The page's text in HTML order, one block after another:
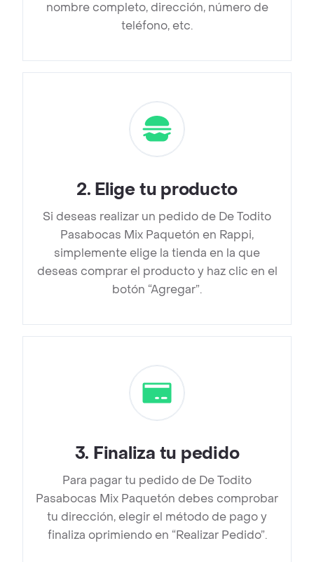
nombre completo, dirección, número de
teléfono, etc.
2. Elige tu producto
Si deseas realizar un pedido de De Todito
Pasabocas Mix Paquetón en Rappi,
simplemente elige la tienda en la que
deseas comprar el producto y haz clic en el
botón “Agregar”.
3. Finaliza tu pedido
Para pagar tu pedido de De Todito
Pasabocas Mix Paquetón debes comprobar
tu dirección, elegir el método de pago y
finaliza oprimiendo en “Realizar Pedido”.